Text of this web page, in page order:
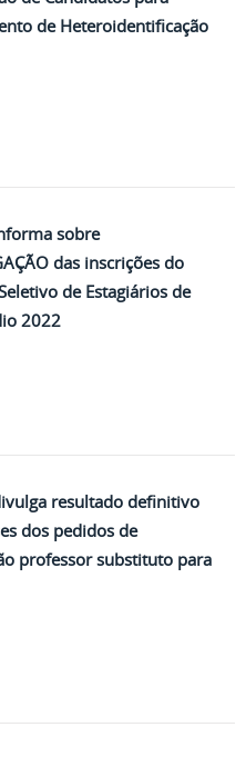
de Heteroidentificação
sobre
das inscrições do
de Estagiários de
2022
resultado definitivo
dos pedidos de
professor substituto para